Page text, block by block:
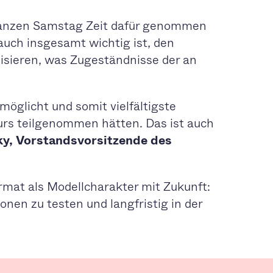
Samstag Zeit dafür genommen
insgesamt wichtig ist, den
was Zugeständnisse der an
und somit vielfältigste
teilgenommen hätten. Das ist auch
Vorstandsvorsitzende des
als Modellcharakter mit Zukunft:
zu testen und langfristig in der